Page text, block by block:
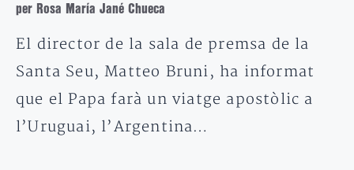
per Rosa María Jané Chueca
El director de la sala de premsa de la
Santa Seu, Matteo Bruni, ha informat
que el Papa farà un viatge apostòlic a
l’Uruguai, l’Argentina…